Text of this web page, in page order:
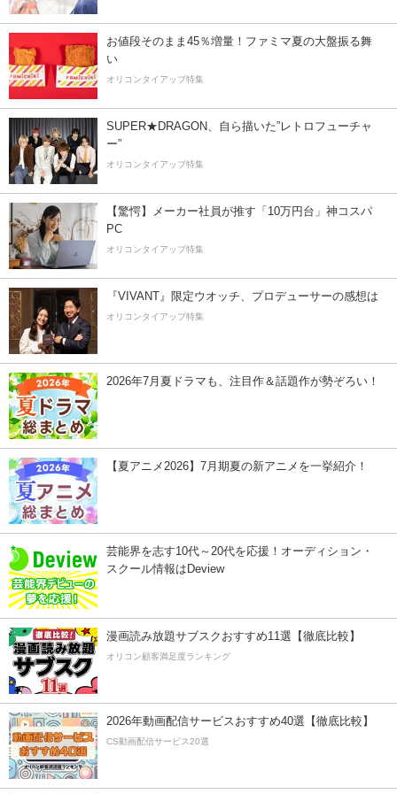
お値段そのまま45％増量！ファミマ夏の大盤振る舞
い
オリコンタイアップ特集
SUPER★DRAGON、自ら描いた”レトロフューチャ
ー”
オリコンタイアップ特集
【驚愕】メーカー社員が推す「10万円台」神コスパ
PC
オリコンタイアップ特集
『VIVANT』限定ウオッチ、プロデューサーの感想は
オリコンタイアップ特集
2026年7月夏ドラマも、注目作＆話題作が勢ぞろい！
【夏アニメ2026】7月期夏の新アニメを一挙紹介！
芸能界を志す10代～20代を応援！オーディション・
スクール情報はDeview
漫画読み放題サブスクおすすめ11選【徹底比較】
オリコン顧客満足度ランキング
2026年動画配信サービスおすすめ40選【徹底比較】
CS動画配信サービス20選